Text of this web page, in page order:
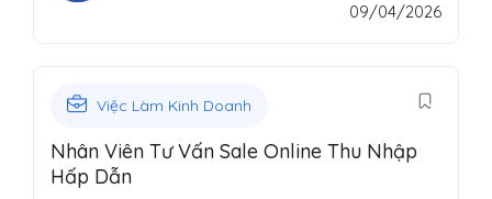
09/04/2026
Việc Làm Kinh Doanh
Nhân Viên Tư Vấn Sale Online Thu Nhập
Hấp Dẫn